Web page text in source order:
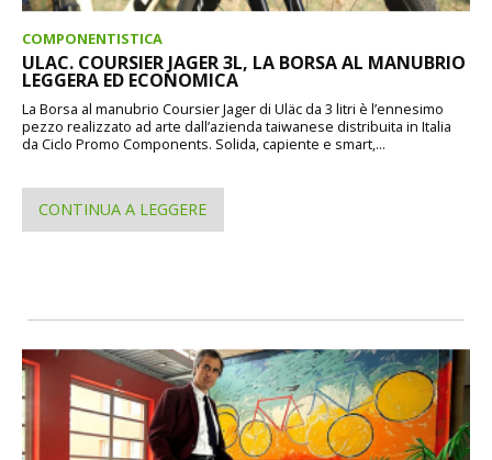
COMPONENTISTICA
ULAC. COURSIER JAGER 3L, LA BORSA AL MANUBRIO
LEGGERA ED ECONOMICA
La Borsa al manubrio Coursier Jager di Uläc da 3 litri è l’ennesimo
pezzo realizzato ad arte dall’azienda taiwanese distribuita in Italia
da Ciclo Promo Components. Solida, capiente e smart,...
CONTINUA A LEGGERE